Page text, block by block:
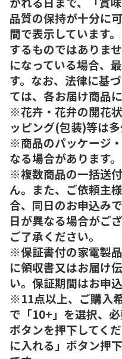
品質の保持が十分に
間で表示しています
するものではありま
になっている場合、
す。なお、法律に基
ては、各お届け商品
※花卉・花弁の開花
ッピング(包装)等は多
※商品のパッケージ
なる場合があります。
※複数商品の一括送
ん。また、ご依頼主
合、同日のお申込み
日が異なる場合がご
ご了承ください。
※保証書付の家電製
に領収書又はお届け
い。保証期間はお申
※11点以上、ご購入
で「10+」を選択、
ボタンを押下してく
に入れる」ボタン押